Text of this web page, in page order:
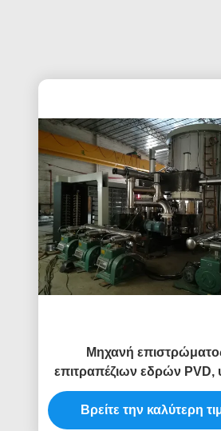
Μηχανή
επιτραπέζιων εδρών PVD,
μηχανή κενού
ανοξείδωτου
Βρείτε την καλύτερη